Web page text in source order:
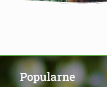
Popularne